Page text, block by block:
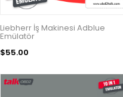
Liebherr İş Makinesi Adblue
Emülatör
$55.00